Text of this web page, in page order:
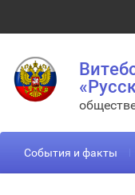
События и факты